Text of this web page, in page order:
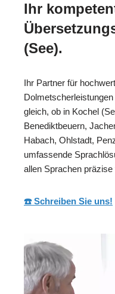
Ihr
(See).
Ihr Partner für
gleich, ob in Kochel
Benediktbeuern,
Habach, Ohlstadt,
umfassende
allen Sprachen
☎️ Schreiben Sie uns!